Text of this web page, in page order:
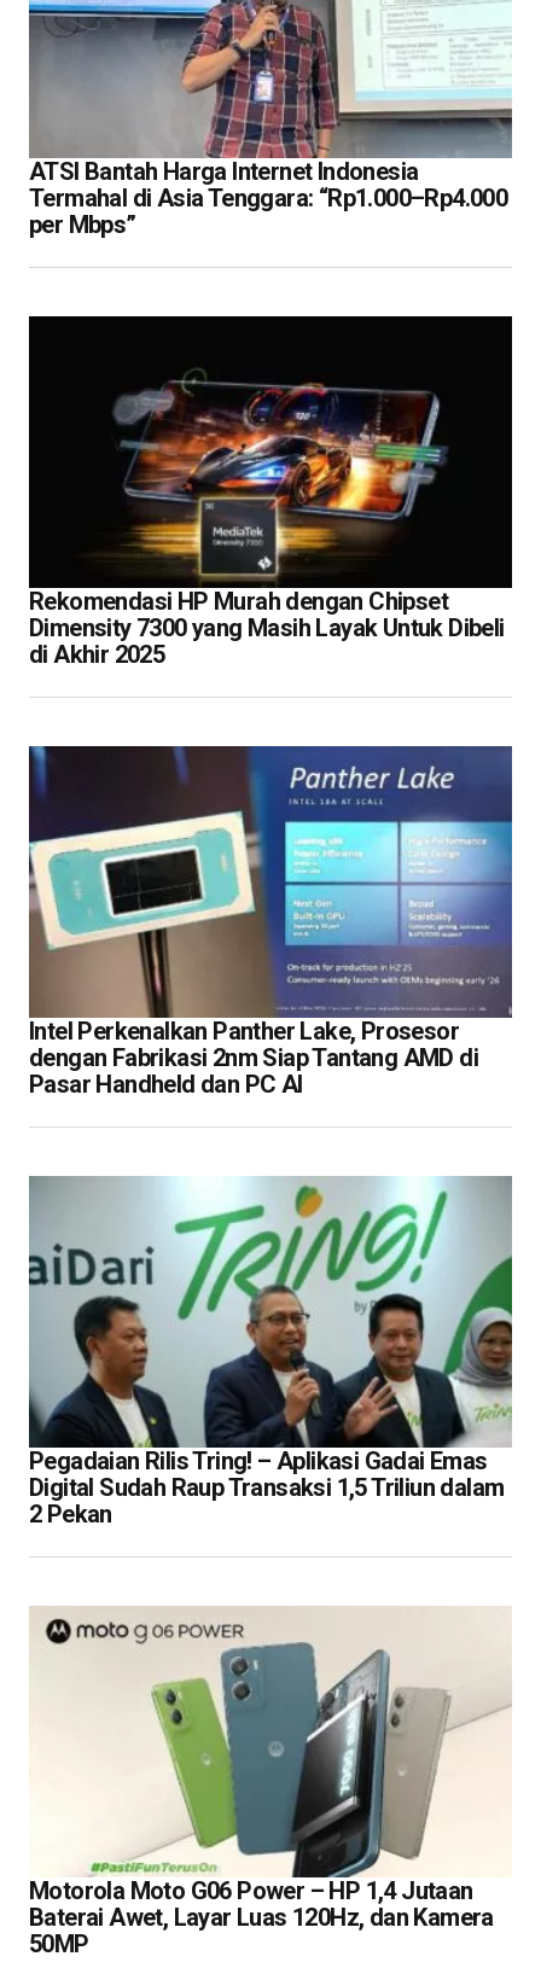
ATSI Bantah Harga Internet Indonesia
Termahal di Asia Tenggara: “Rp1.000–Rp4.000
per Mbps”
Rekomendasi HP Murah dengan Chipset
Dimensity 7300 yang Masih Layak Untuk Dibeli
di Akhir 2025
Intel Perkenalkan Panther Lake, Prosesor
dengan Fabrikasi 2nm Siap Tantang AMD di
Pasar Handheld dan PC AI
Pegadaian Rilis Tring! – Aplikasi Gadai Emas
Digital Sudah Raup Transaksi 1,5 Triliun dalam
2 Pekan
Motorola Moto G06 Power – HP 1,4 Jutaan
Baterai Awet, Layar Luas 120Hz, dan Kamera
50MP